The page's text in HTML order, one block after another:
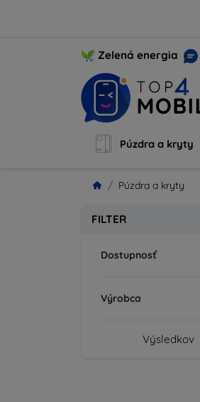
Zelená energia
Púzdra a kryty
Púzdra a kryty
FILTER
Dostupnosť
Výrobca
Výsledkov